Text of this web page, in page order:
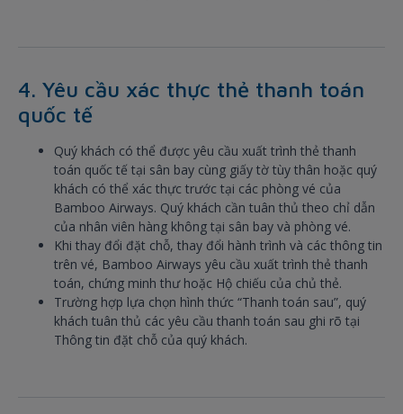
4. Yêu cầu xác thực thẻ thanh toán
quốc tế
Quý khách có thể được yêu cầu xuất trình thẻ thanh
toán quốc tế tại sân bay cùng giấy tờ tùy thân hoặc quý
khách có thể xác thực trước tại các phòng vé của
Bamboo Airways. Quý khách cần tuân thủ theo chỉ dẫn
của nhân viên hàng không tại sân bay và phòng vé.
Khi thay đổi đặt chỗ, thay đổi hành trình và các thông tin
trên vé, Bamboo Airways yêu cầu xuất trình thẻ thanh
toán, chứng minh thư hoặc Hộ chiếu của chủ thẻ.
Trường hợp lựa chọn hình thức “Thanh toán sau”, quý
khách tuân thủ các yêu cầu thanh toán sau ghi rõ tại
Thông tin đặt chỗ của quý khách.